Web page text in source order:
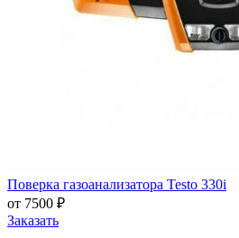
Поверка газоанализатора Testo 330i
от 7500 ₽
Заказать